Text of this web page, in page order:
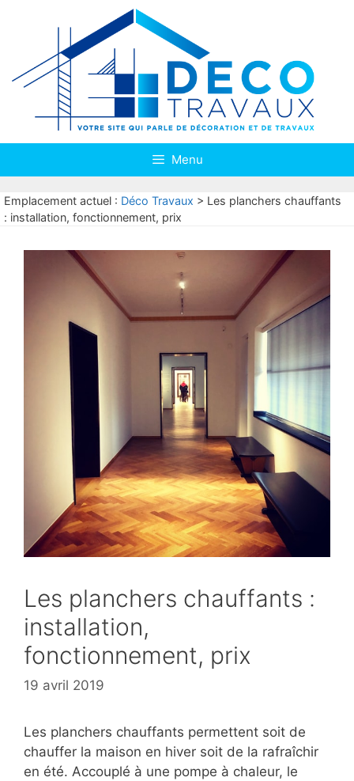
Menu
Emplacement actuel : Déco Travaux > Les planchers chauffants
: installation, fonctionnement, prix
Les planchers chauffants :
installation,
fonctionnement, prix
19 avril 2019
Les planchers chauffants permettent soit de
chauffer la maison en hiver soit de la rafraîchir
en été. Accouplé à une pompe à chaleur, le